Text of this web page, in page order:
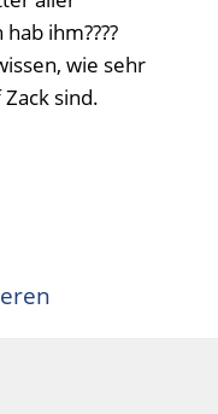
ihm????
wie sehr
sind.